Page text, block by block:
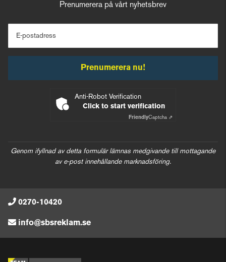
Prenumerera på vårt nyhetsbrev
E-postadress
Prenumerera nu!
Anti-Robot Verification
Click to start verification
FriendlyCaptcha ⇗
Genom ifyllnad av detta formulär lämnas medgivande till mottagande
av e-post innehållande marknadsföring.
0270-10420
info@sbsreklam.se